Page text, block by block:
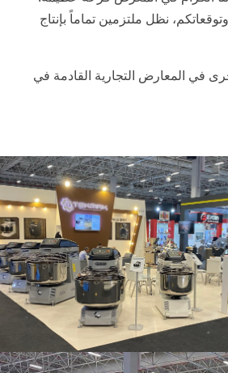
نظل ملتزمين تماماً بإنتاج
في المعارض التجارية القادمة في